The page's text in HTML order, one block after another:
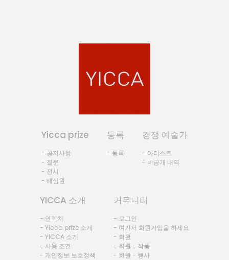
Yicca prize
- 공지사항
- 질문
- 전시
- 배심원
등록
- 등록
경쟁 예술가
- 아티스트
- 비공개 내역
YICCA 소개
- 연락처
- Yicca prize 소개
- YICCA 소개
- 사용 조건
- 개인정보 보호정책
커뮤니티
- 로그인
- 여기서 회원가입을 하세요
- 회원
- 회원 - 작품
- 회원 - 행사